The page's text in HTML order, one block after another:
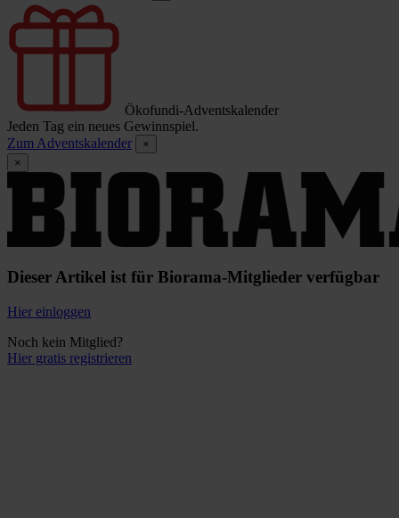
Ökofundi-Adventskalender
Jeden Tag ein neues Gewinnspiel.
Zum Adventskalender
×
×
Dieser Artikel ist für Biorama-Mitglieder verfügbar
Hier einloggen
Noch kein Mitglied?
Hier gratis registrieren